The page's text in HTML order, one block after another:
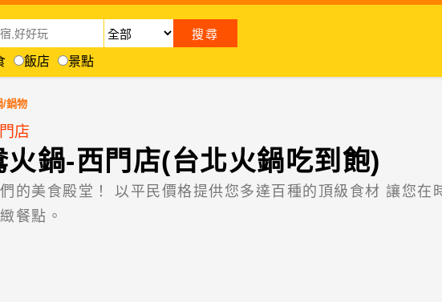
飯店 景點
/鍋物
店
鍋-西門店(台北火鍋吃到飽)
的美食殿堂！ 以平民價格提供您多達百種的頂級食材 讓您在
餐點。